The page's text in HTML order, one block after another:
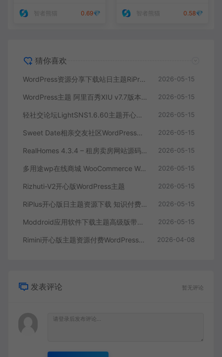
智者熊猫 0.69💎 智者熊猫 0.58💎
猜你喜欢
WordPress资源分享下载站日主题RiPro主题全站美化包-功能强大，支持后台集成，提升网站形象 2026-05-15
WordPress主题 阿里百秀XIU v7.7版本 – 简洁美观的多功能主题，完美适配PC和移动端网站 2026-05-15
轻社交论坛LightSNS1.6.60主题开心版WordPress主题 2026-05-15
Sweet Date相亲交友社区WordPress主题带商店博客匹配功能 2026-05-15
RealHomes 4.3.4 – 租房卖房网站源码 房地产销售官网WordPress 主题 2026-05-15
多用途wp在线商城 WooCommerce WordPress 主题 2026-05-15
Rizhuti-V2开心版WordPress主题 2026-05-15
RiPlus开心版日主题资源下载 知识付费资源 2026-05-15
Moddroid应用软件下载主题高级版带博客系统 9.5 2026-05-15
Rimini开心版主题资源付费WordPress主题下载 2026-04-08
发表评论 暂无评论